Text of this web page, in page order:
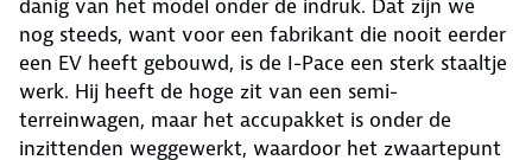
danig van het model onder de indruk. Dat zijn we
nog steeds, want voor een fabrikant die nooit eerder
een EV heeft gebouwd, is de I-Pace een sterk staaltje
werk. Hij heeft de hoge zit van een semi-
terreinwagen, maar het accupakket is onder de
inzittenden weggewerkt, waardoor het zwaartepunt